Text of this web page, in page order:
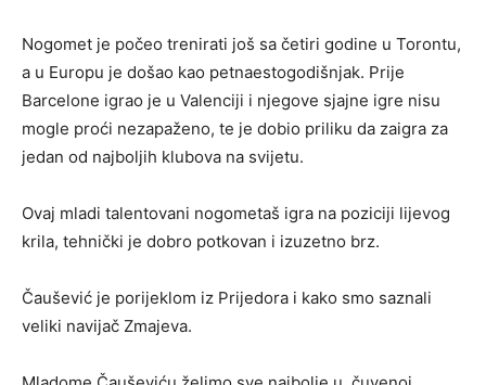
Nogomet je počeo trenirati još sa četiri godine u Torontu,
a u Europu je došao kao petnaestogodišnjak. Prije
Barcelone igrao je u Valenciji i njegove sjajne igre nisu
mogle proći nezapaženo, te je dobio priliku da zaigra za
jedan od najboljih klubova na svijetu.
Ovaj mladi talentovani nogometaš igra na poziciji lijevog
krila, tehnički je dobro potkovan i izuzetno brz.
Čaušević je porijeklom iz Prijedora i kako smo saznali
veliki navijač Zmajeva.